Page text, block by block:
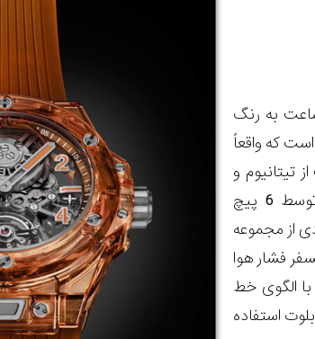
به رنگ
است که واقعاً
و
توسط 6 پیچ
ساعت تا عمق 300 متری ( 30 اتمسفر فشار هوا
الگوی خط
استفاده